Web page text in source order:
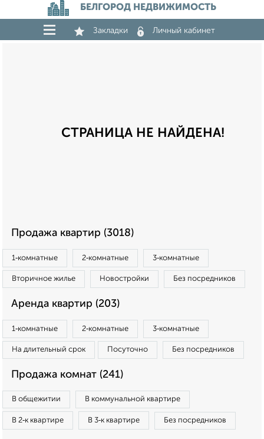
БЕЛГОРОД НЕДВИЖИМОСТЬ
Закладки Личный кабинет
СТРАНИЦА НЕ НАЙДЕНА!
Продажа квартир (3018)
1‑комнатные 2‑комнатные 3‑комнатные
Вторичное жилье Новостройки Без посредников
Аренда квартир (203)
1‑комнатные 2‑комнатные 3‑комнатные
На длительный срок Посуточно Без посредников
Продажа комнат (241)
В общежитии В коммунальной квартире
В 2‑к квартире В 3‑к квартире Без посредников